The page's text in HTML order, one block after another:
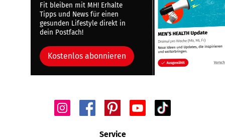
Fit bleiben mit MH! Erhalte
Tipps und News für einen
gesunden Lifestyle direkt in
dein Postfach!
Kostenlos abonnieren
Service